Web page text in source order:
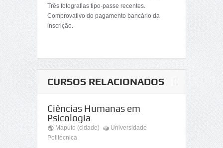
Três fotografias tipo-passe recentes.
Comprovativo do pagamento bancário da
inscrição.
CURSOS RELACIONADOS
Ciências Humanas em
Psicologia
Maputo (cidade)
Universidade
Politécnica